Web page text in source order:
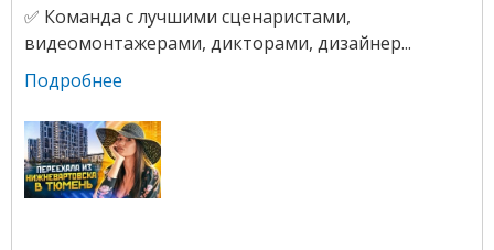
✅ Команда с лучшими сценаристами,
видеомонтажерами, дикторами, дизайнер...
Подробнее